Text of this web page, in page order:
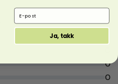
0
0
Email Address
Ja, takk